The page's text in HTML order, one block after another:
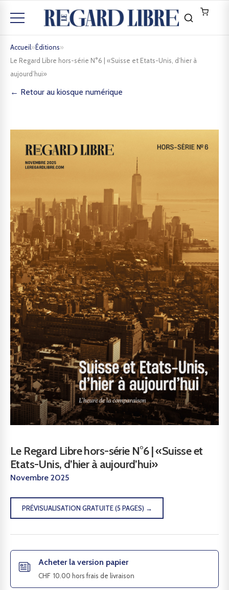
Accueil»Éditions»
Le Regard Libre hors-série N°6 | «Suisse et Etats-Unis, d’hier à
aujourd’hui»
← Retour au kiosque numérique
Le Regard Libre hors-série N°6 | «Suisse et
Etats-Unis, d’hier à aujourd’hui»
Novembre 2025
PRÉVISUALISATION GRATUITE (5 PAGES) →
Acheter la version papier
CHF 10.00 hors frais de livraison